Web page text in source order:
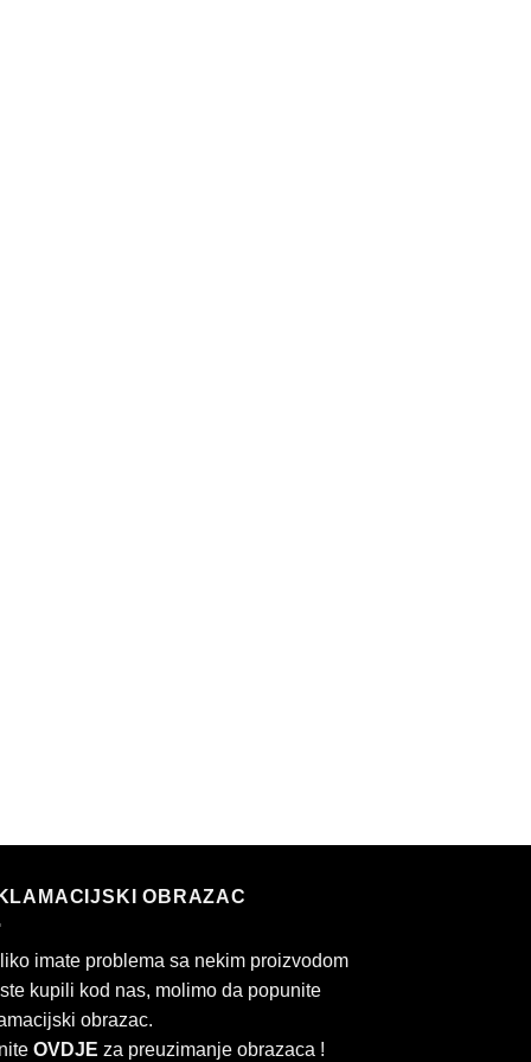
OBRAZAC
imate problema sa nekim proizvodom
kupili kod nas, molimo da popunite
obrazac.
OVDJE za preuzimanje obrazaca !